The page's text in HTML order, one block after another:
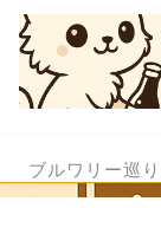
ブルワリー巡り